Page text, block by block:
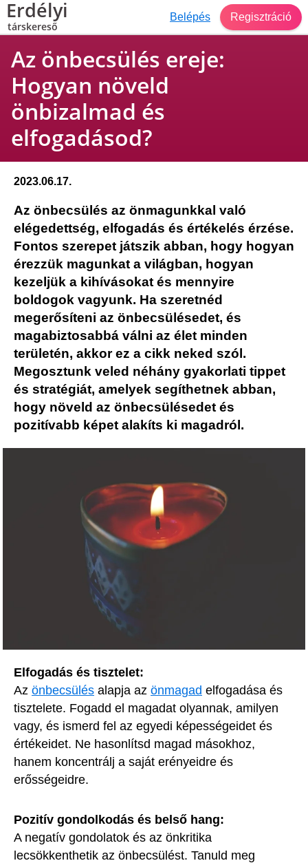
Erdélyi
társkereső
Belépés Regisztráció
Az önbecsülés ereje:
Hogyan növeld
önbizalmad és
elfogadásod?
2023.06.17.
Az önbecsülés az önmagunkkal való
elégedettség, elfogadás és értékelés érzése.
Fontos szerepet játszik abban, hogy hogyan
érezzük magunkat a világban, hogyan
kezeljük a kihívásokat és mennyire
boldogok vagyunk. Ha szeretnéd
megerősíteni az önbecsülésedet, és
magabiztosabbá válni az élet minden
területén, akkor ez a cikk neked szól.
Megosztunk veled néhány gyakorlati tippet
és stratégiát, amelyek segíthetnek abban,
hogy növeld az önbecsülésedet és
pozitívabb képet alakíts ki magadról.
Elfogadás és tisztelet:
Az önbecsülés alapja az önmagad elfogadása és
tisztelete. Fogadd el magadat olyannak, amilyen
vagy, és ismerd fel az egyedi képességeidet és
értékeidet. Ne hasonlítsd magad másokhoz,
hanem koncentrálj a saját erényeidre és
erősségeidre.
Pozitív gondolkodás és belső hang:
A negatív gondolatok és az önkritika
lecsökkenthetik az önbecsülést. Tanuld meg